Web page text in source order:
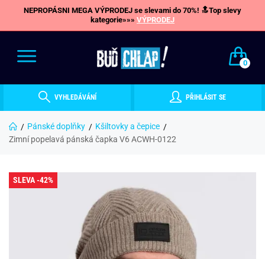
NEPROPÁSNI MEGA VÝPRODEJ se slevami do 70%! 🔝Top slevy
kategorie»»» VÝPRODEJ
0
VYHLEDÁVÁNÍ PŘIHLÁSIT SE
Pánské doplňky
Kšiltovky a čepice
Zimní popelavá pánská čapka V6 ACWH-0122
SLEVA -42%